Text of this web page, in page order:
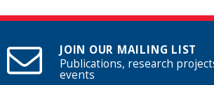
JOIN OUR MAILING LIST
Publications, research
events